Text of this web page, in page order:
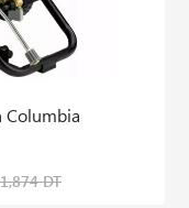
Columbia
DT